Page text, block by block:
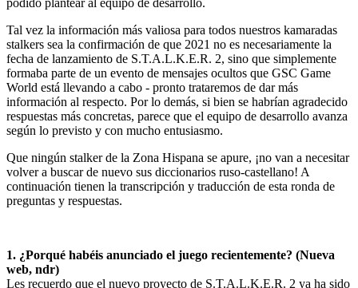
podido plantear al equipo de desarrollo.
Tal vez la información más valiosa para todos nuestros kamaradas
stalkers sea la confirmación de que 2021 no es necesariamente la
fecha de lanzamiento de S.T.A.L.K.E.R. 2, sino que simplemente
formaba parte de un evento de mensajes ocultos que GSC Game
World está llevando a cabo - pronto trataremos de dar más
información al respecto. Por lo demás, si bien se habrían agradecido
respuestas más concretas, parece que el equipo de desarrollo avanza
según lo previsto y con mucho entusiasmo.
Que ningún stalker de la Zona Hispana se apure, ¡no van a necesitar
volver a buscar de nuevo sus diccionarios ruso-castellano! A
continuación tienen la transcripción y traducción de esta ronda de
preguntas y respuestas.
1. ¿Porqué habéis anunciado el juego recientemente? (Nueva
web, ndr)
Les recuerdo que el nuevo proyecto de S.T.A.L.K.E.R. 2 ya ha sido